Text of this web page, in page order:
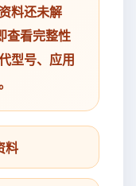
料还未解
查看完整性
型号、应用
料